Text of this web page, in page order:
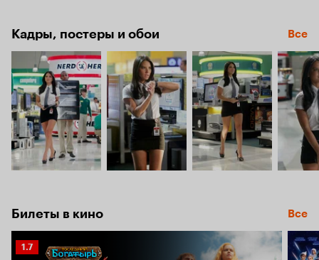
Кадры, постеры и обои Все
Билеты в кино Все
Рейтинг
1.7